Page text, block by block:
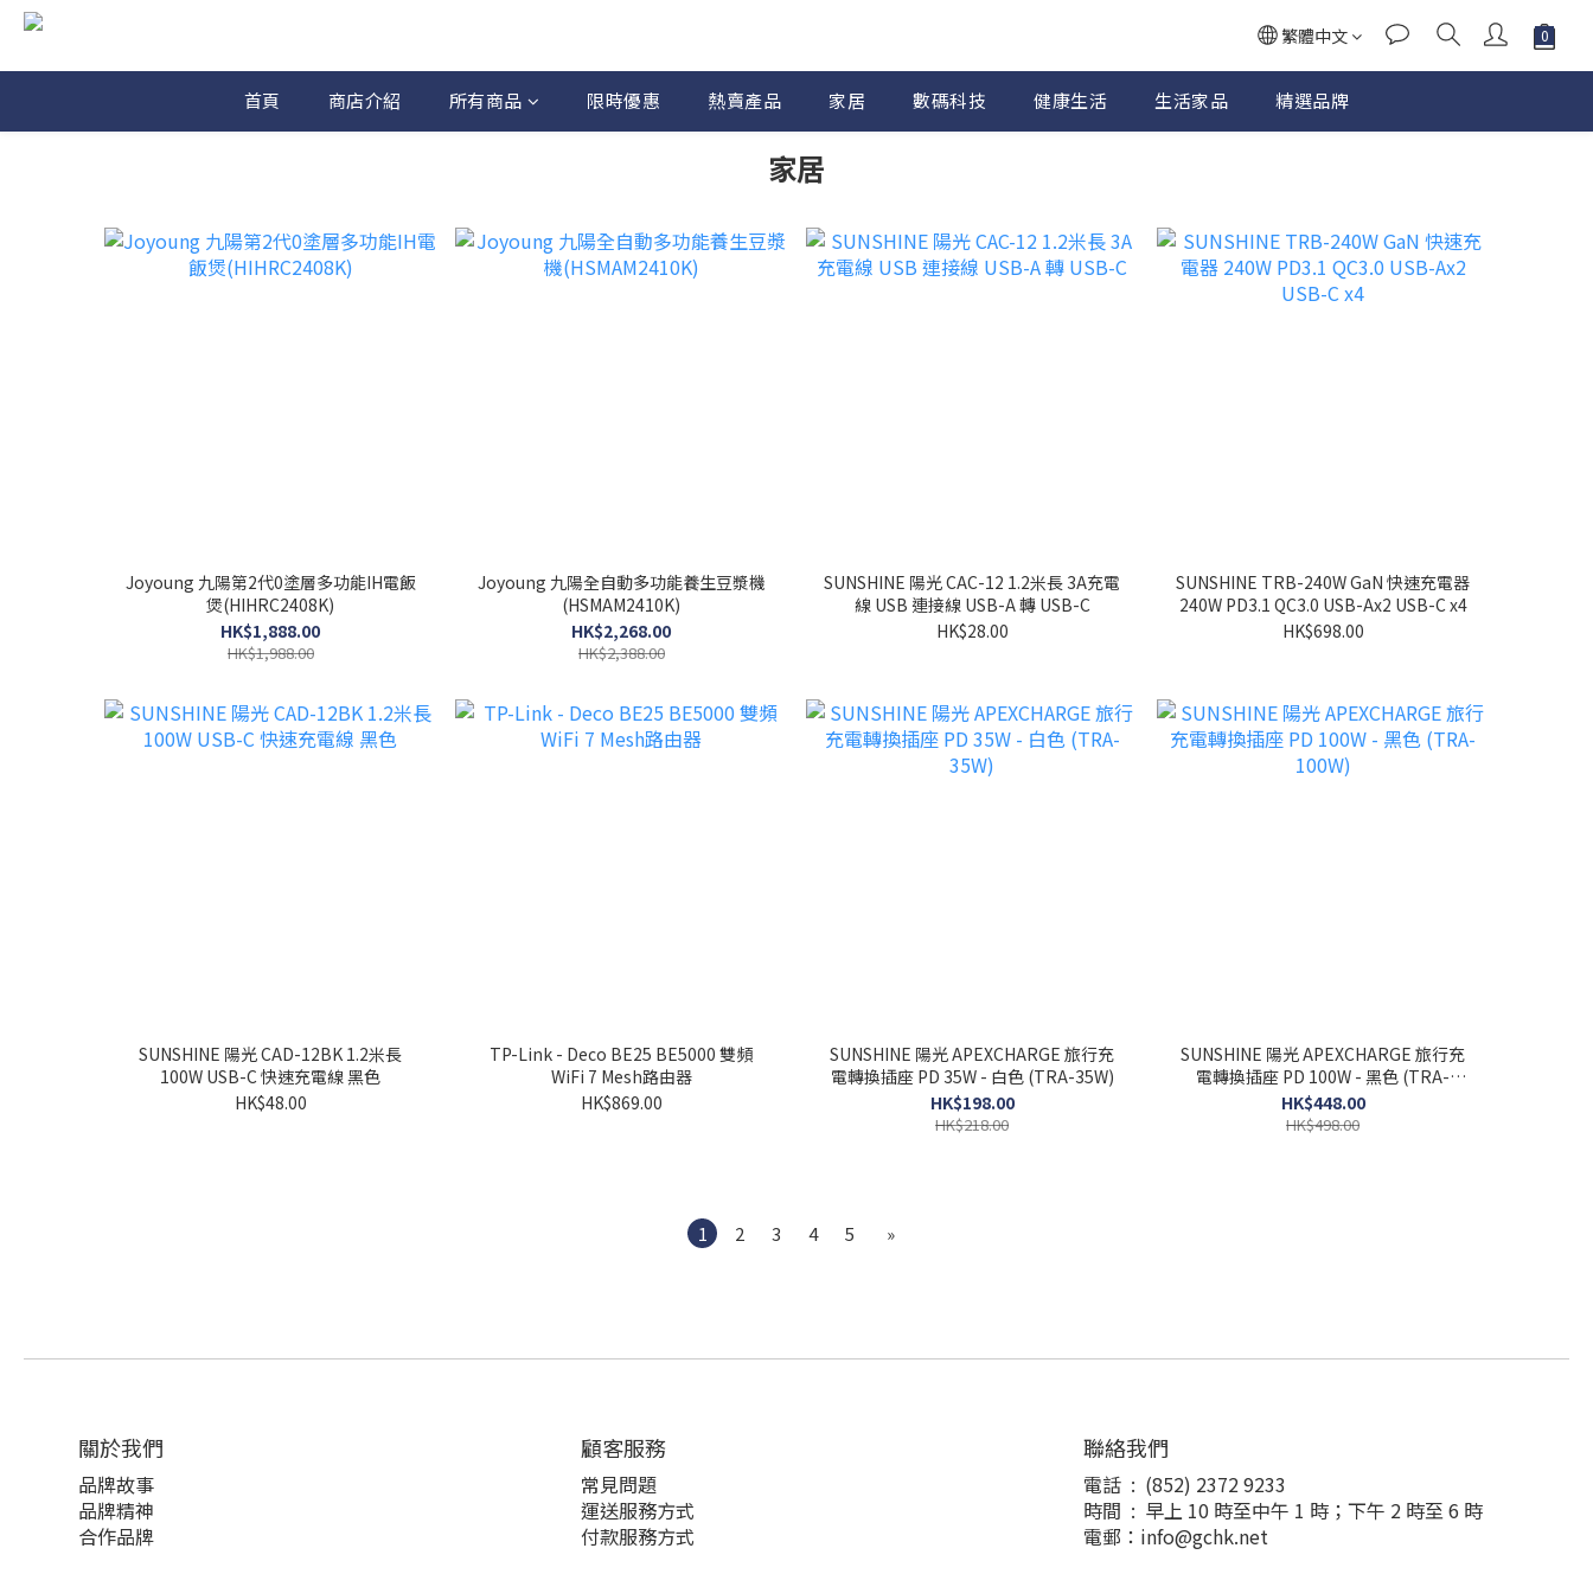
繁體中文
首頁 商店介紹 所有商品 限時優惠 熱賣產品 家居 數碼科技 健康生活 生活家品 精選品牌
家居
Joyoung 九陽第2代0塗層多功能IH電飯
煲(HIHRC2408K)
HK$1,888.00
HK$1,988.00
Joyoung 九陽全自動多功能養生豆漿機
(HSMAM2410K)
HK$2,268.00
HK$2,388.00
SUNSHINE 陽光 CAC-12 1.2米長 3A充電
線 USB 連接線 USB-A 轉 USB-C
HK$28.00
SUNSHINE TRB-240W GaN 快速充電器
240W PD3.1 QC3.0 USB-Ax2 USB-C x4
HK$698.00
SUNSHINE 陽光 CAD-12BK 1.2米長
100W USB-C 快速充電線 黑色
HK$48.00
TP-Link - Deco BE25 BE5000 雙頻
WiFi 7 Mesh路由器
HK$869.00
SUNSHINE 陽光 APEXCHARGE 旅行充
電轉換插座 PD 35W - 白色 (TRA-35W)
HK$198.00
HK$218.00
SUNSHINE 陽光 APEXCHARGE 旅行充
電轉換插座 PD 100W - 黑色 (TRA-
100W)
HK$448.00
HK$498.00
1 2 3 4 5 »
關於我們
品牌故事
品牌精神
合作品牌
顧客服務
常見問題
運送服務方式
付款服務方式
聯絡我們
電話 : (852) 2372 9233
時間 : 早上 10 時至中午 1 時；下午 2 時至 6 時
電郵：info@gchk.net